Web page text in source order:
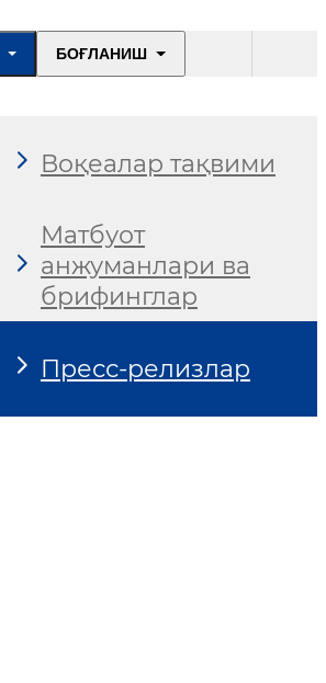
БОҒЛАНИШ
Воқеалар тақвими
Матбуот
анжуманлари ва
брифинглар
Пресс-релизлар